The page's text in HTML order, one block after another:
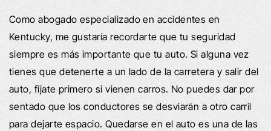
Como abogado especializado en accidentes en
Kentucky, me gustaría recordarte que tu seguridad
siempre es más importante que tu auto. Si alguna vez
tienes que detenerte a un lado de la carretera y salir del
auto, fíjate primero si vienen carros. No puedes dar por
sentado que los conductores se desviarán a otro carril
para dejarte espacio. Quedarse en el auto es una de las